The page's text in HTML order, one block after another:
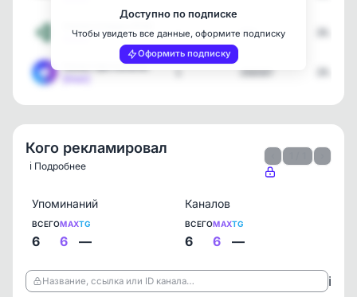
[max]
2 634
Канал про каналы
1 356507
Доступно по подписке
Чтобы увидеть все данные, оформите подписку
Оформить подписку
Кого рекламировал
ℹ️ Подробнее
Упоминаний
ВСЕГО
6
MAX
6
TG
—
Каналов
ВСЕГО
6
MAX
6
TG
—
Название, ссылка или ID канала… ℹ️